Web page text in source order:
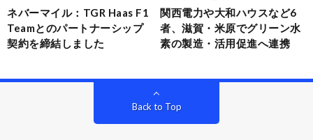
ネバーマイル：TGR Haas F1
Teamとのパートナーシップ
契約を締結しました
関西電力や大和ハウスなど6
者、滋賀・米原でグリーン水
素の製造・活用促進へ連携
Back to Top